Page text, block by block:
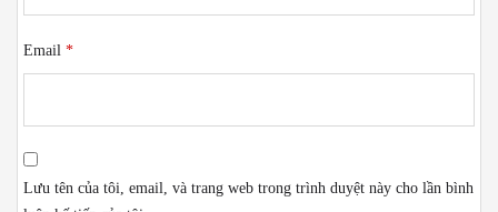
Email *
Lưu tên của tôi, email, và trang web trong trình duyệt này cho lần bình